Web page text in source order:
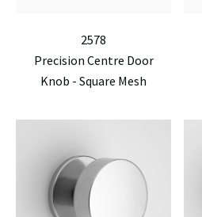
2578
Precision Centre Door
Knob - Square Mesh